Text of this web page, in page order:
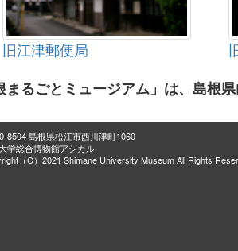
旧江津郵便局
まるごとミュージアム」は、島根
8504 島根県松江市西川津町1060
学総合博物館アシカル
（C）2021 Shimane University Museum All Rights